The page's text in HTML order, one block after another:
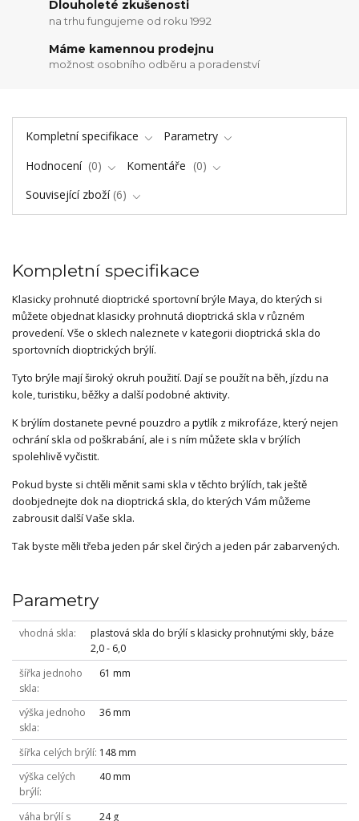
Dlouholeté zkušenosti
na trhu fungujeme od roku 1992
Máme kamennou prodejnu
možnost osobního odběru a poradenství
Kompletní specifikace
Parametry
Hodnocení
0 Komentáře
0
Související zboží 6
Kompletní specifikace
Klasicky prohnuté dioptrické sportovní brýle Maya, do kterých si
můžete objednat klasicky prohnutá dioptrická skla v různém
provedení. Vše o sklech naleznete v kategorii dioptrická skla do
sportovních dioptrických brýlí.
Tyto brýle mají široký okruh použití. Dají se použít na běh, jízdu na
kole, turistiku, běžky a další podobné aktivity.
K brýlím dostanete pevné pouzdro a pytlík z mikrofáze, který nejen
ochrání skla od poškrabání, ale i s ním můžete skla v brýlích
spolehlivě vyčistit.
Pokud byste si chtěli měnit sami skla v těchto brýlích, tak ještě
doobjednejte dok na dioptrická skla, do kterých Vám můžeme
zabrousit další Vaše skla.
Tak byste měli třeba jeden pár skel čirých a jeden pár zabarvených.
Parametry
vhodná skla
plastová skla do brýlí s klasicky prohnutými skly, báze
2,0 - 6,0
šířka jednoho
skla
61 mm
výška jednoho
skla
36 mm
šířka celých brýlí 148 mm
výška celých
brýlí
40 mm
váha brýlí s 24 g